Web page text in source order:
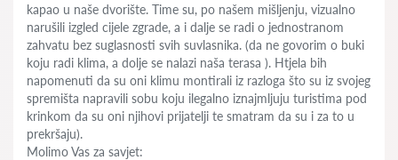
kapao u naše dvorište. Time su, po našem mišljenju, vizualno
narušili izgled cijele zgrade, a i dalje se radi o jednostranom
zahvatu bez suglasnosti svih suvlasnika. (da ne govorim o buki
koju radi klima, a dolje se nalazi naša terasa ). Htjela bih
napomenuti da su oni klimu montirali iz razloga što su iz svojeg
spremišta napravili sobu koju ilegalno iznajmljuju turistima pod
krinkom da su oni njihovi prijatelji te smatram da su i za to u
prekršaju).
Molimo Vas za savjet: